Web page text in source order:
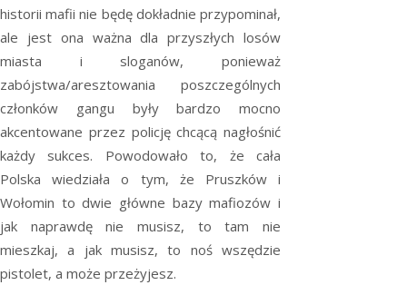
historii mafii nie będę dokładnie przypominał,
ale jest ona ważna dla przyszłych losów
miasta i sloganów, ponieważ
zabójstwa/aresztowania poszczególnych
członków gangu były bardzo mocno
akcentowane przez policję chcącą nagłośnić
każdy sukces. Powodowało to, że cała
Polska wiedziała o tym, że Pruszków i
Wołomin to dwie główne bazy mafiozów i
jak naprawdę nie musisz, to tam nie
mieszkaj, a jak musisz, to noś wszędzie
pistolet, a może przeżyjesz.